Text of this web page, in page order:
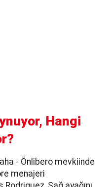
Hangi
- Önlibero mevkiinde
menajeri